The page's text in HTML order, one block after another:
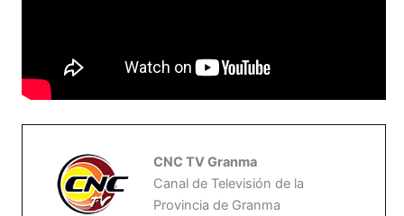
CNC TV Granma
Canal de Televisión de la
Provincia de Granma